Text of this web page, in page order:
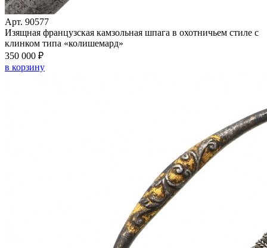
Арт. 90577
Изящная французская камзольная шпага в охотничьем стиле с
клинком типа «колишемард»
350 000 ₽
в корзину